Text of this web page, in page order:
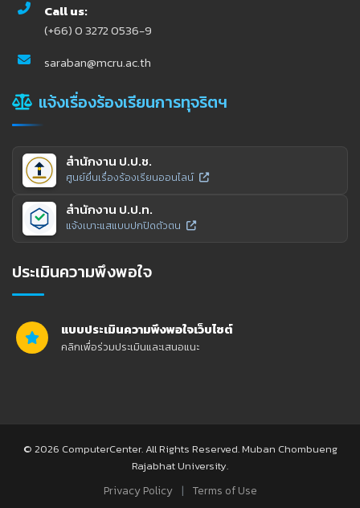
Call us:
(+66) 0 3272 0536-9
saraban@mcru.ac.th
แจ้งเรื่องร้องเรียนการทุจริตฯ
สำนักงาน ป.ป.ช.
ศูนย์ยื่นเรื่องร้องเรียนออนไลน์
สำนักงาน ป.ป.ท.
แจ้งเบาะแสแบบปกปิดตัวตน
ประเมินความพึงพอใจ
แบบประเมินความพึงพอใจเว็บไซต์
คลิกเพื่อร่วมประเมินและเสนอแนะ
© 2026 ComputerCenter. All Rights Reserved. Muban Chombueng
Rajabhat University.
Privacy Policy | Terms of Use